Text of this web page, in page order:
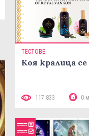
ТЕСТОВЕ
Коя кралица
117 833 0